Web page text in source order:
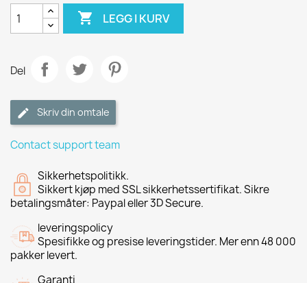
 LEGG I KURV
Del
Skriv din omtale
Contact support team
Sikkerhetspolitikk.
Sikkert kjøp med SSL sikkerhetssertifikat. Sikre
betalingsmåter: Paypal eller 3D Secure.
leveringspolicy
Spesifikke og presise leveringstider. Mer enn 48 000
pakker levert.
Garanti